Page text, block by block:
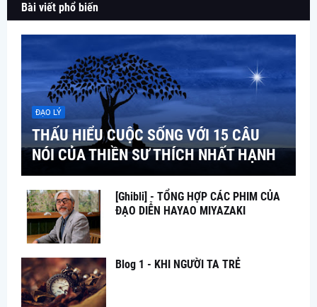
Bài viết phổ biến
ĐẠO LÝ
THẤU HIỂU CUỘC SỐNG VỚI 15 CÂU
NÓI CỦA THIỀN SƯ THÍCH NHẤT HẠNH
[Ghibli] - TỔNG HỢP CÁC PHIM CỦA
ĐẠO DIỄN HAYAO MIYAZAKI
Blog 1 - KHI NGƯỜI TA TRẺ